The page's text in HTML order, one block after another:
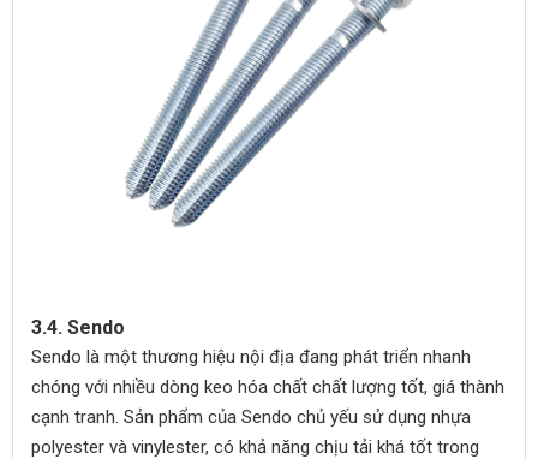
3.4. Sendo
Sendo là một thương hiệu nội địa đang phát triển nhanh
chóng với nhiều dòng keo hóa chất chất lượng tốt, giá thành
cạnh tranh. Sản phẩm của Sendo chủ yếu sử dụng nhựa
polyester và vinylester, có khả năng chịu tải khá tốt trong